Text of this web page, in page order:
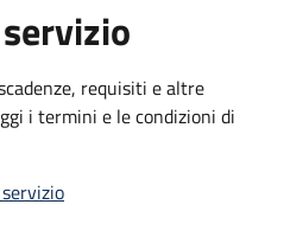
requisiti e altre
i termini e le condizioni di